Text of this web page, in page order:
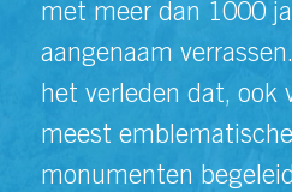
met meer dan 1000
aangenaam
het verleden dat, ook
meest
monumenten